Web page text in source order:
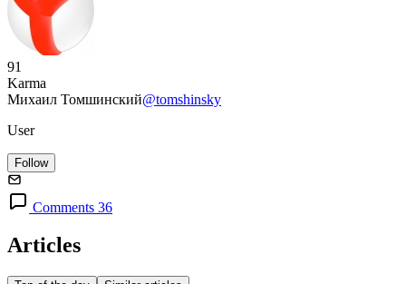
91
Karma
Михаил Томшинский@tomshinsky
User
Follow
Comments 36
Articles